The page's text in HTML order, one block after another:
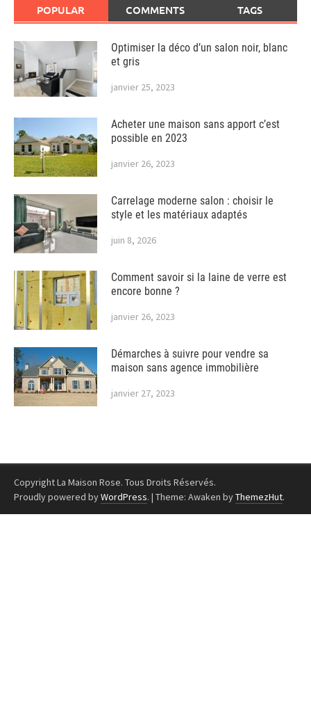
POPULAR COMMENTS TAGS
Optimiser la déco d’un salon noir, blanc
et gris
janvier 25, 2023
Acheter une maison sans apport c’est
possible en 2023
janvier 26, 2023
Carrelage moderne salon : choisir le
style et les matériaux adaptés
juin 8, 2026
Comment savoir si la laine de verre est
encore bonne ?
janvier 26, 2023
Démarches à suivre pour vendre sa
maison sans agence immobilière
janvier 27, 2023
Copyright La Maison Rose. Tous Droits Réservés.
Proudly powered byWordPress. | Theme: Awaken byThemezHut.